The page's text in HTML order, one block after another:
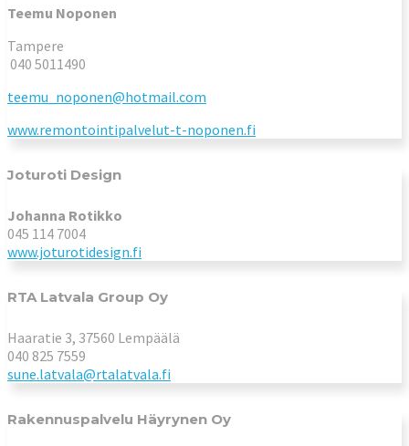
Teemu Noponen
Tampere
040 5011490
teemu_noponen@hotmail.com
www.remontointipalvelut-t-noponen.fi
Joturoti Design
Johanna Rotikko
045 114 7004
www.joturotidesign.fi
RTA Latvala Group Oy
Haaratie 3, 37560 Lempäälä
040 825 7559
sune.latvala@rtalatvala.fi
Rakennuspalvelu Häyrynen Oy